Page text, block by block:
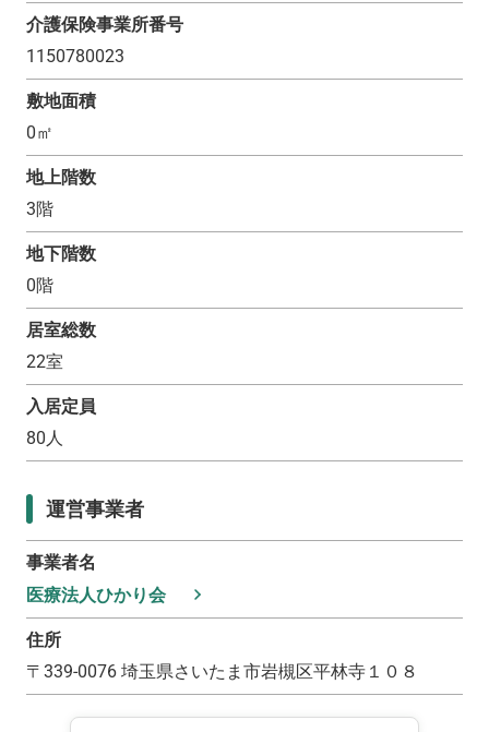
介護保険事業所番号
1150780023
敷地面積
0㎡
地上階数
3階
地下階数
0階
居室総数
22室
入居定員
80人
運営事業者
事業者名
医療法人ひかり会
住所
〒 339-0076 埼玉県さいたま市岩槻区平林寺１０８